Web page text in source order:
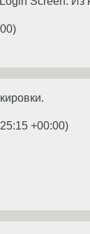
)
+00:00)